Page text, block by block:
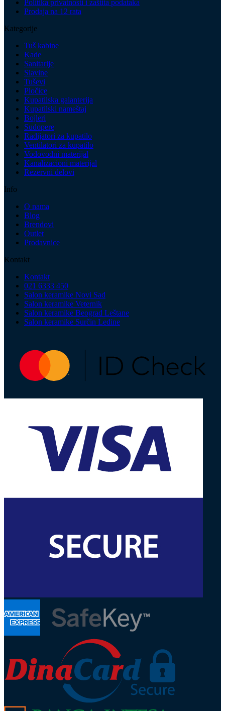
Politika privatnosti i zaštita podataka
Prodaja na 12 rata
Kategorije
Tuš kabine
Kade
Sanitarije
Slavine
Tuševi
Pločice
Kupatilska galanterija
Kupatilski nameštaj
Bojleri
Sudopere
Radijatori za kupatilo
Ventilatori za kupatilo
Vodovodni materijal
Kanalizacioni materijal
Rezervni delovi
Info
O nama
Blog
Brendovi
Outlet
Prodavnice
Kontakt
Kontakt
021 6333 450
Salon keramike Novi Sad
Salon keramike Veternik
Salon keramike Beograd Leštane
Salon keramike Surčin Ledine